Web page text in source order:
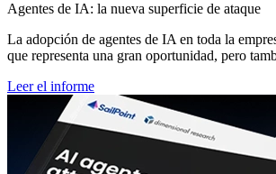
Agentes de IA: la nueva superficie de ataque
La adopción de agentes de IA en toda la
que representa una gran oportunidad, pero
Leer el informe